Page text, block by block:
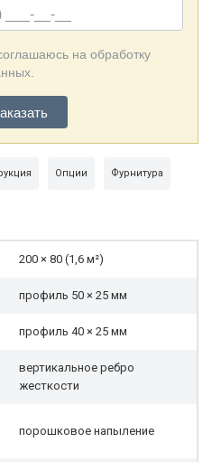
на обработку
Опции Фурнитура
200 × 80 (1,6 м²)
профиль 50 × 25 мм
профиль 40 × 25 мм
вертикальное ребро
жесткости
порошковое напыление